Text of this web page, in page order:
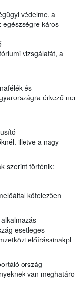
védelme, a
egészségre káros
vizsgálatát, a
és
érkező
illetve a nagy
szerint történik:
kötelezően
esetleges
előírásainakpl.
ország
van